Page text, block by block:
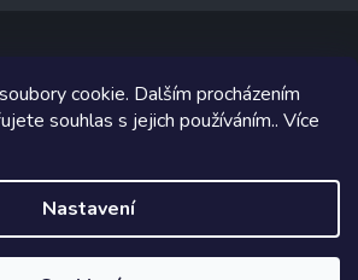
cookie. Dalším procházením
souhlas s jejich používáním.. Více
Nastavení
s.r.o.. Všechna práva vyhrazena.
na Shoptet implementoval
Shoptetak.cz.
Vytvořil Shoptet